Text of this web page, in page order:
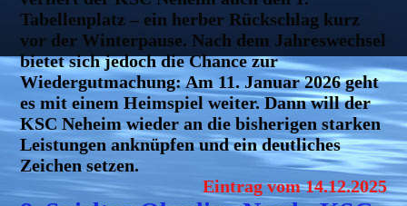
Tabellenplatz – ein herber Rückschlag kurz
vor der Winterpause. Nach dem Jahreswechsel
bietet sich jedoch die Chance zur
Wiedergutmachung: Am 11. Januar 2026 geht
es mit einem Heimspiel weiter. Dann will der
KSC Neheim wieder an die bisherigen starken
Leistungen anknüpfen und ein deutliches
Zeichen setzen.
Eintrag vom 14.12.2025